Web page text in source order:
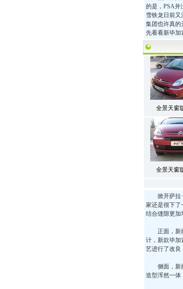
的是，PSA并
雪铁龙日前又
集团也许真的
先看看新毕加
全景天窗
全景天窗
掀开萨拉·
家还是很下了
结合缝隙更加
正面，新萨
计，新款毕加
艺进行了改良
侧面，新萨
造型浑然一体